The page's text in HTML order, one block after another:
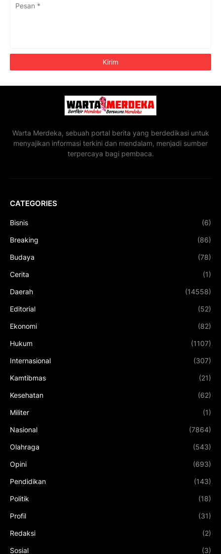
Warta Merdeka, sebuah portal berita yang berdedikasi untuk
menyajikan informasi terkini dan mendalam, menjadi sumber
terpercaya bagi pembaca.
CATEGORIES
Bisnis (6)
Breaking (86)
Budaya (78)
Cerita (1)
Daerah (14558)
Editorial (52)
Ekonomi (82)
Hukum (1107)
Internasional (307)
Kamtibmas (21)
Kesehatan (62)
Militer (1)
Nasional (7864)
Olahraga (543)
Opini (693)
Pendidikan (143)
Politik (18)
Profil (31)
Redaksi (2)
Sosial (3)